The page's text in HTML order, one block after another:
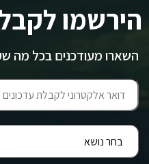
הירשמו
השארו מעודכנים בכל מה